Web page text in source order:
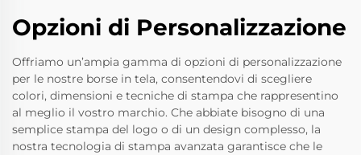
Opzioni di Personalizzazione
Offriamo un’ampia gamma di opzioni di personalizzazione
per le nostre borse in tela, consentendovi di scegliere
colori, dimensioni e tecniche di stampa che rappresentino
al meglio il vostro marchio. Che abbiate bisogno di una
semplice stampa del logo o di un design complesso, la
nostra tecnologia di stampa avanzata garantisce che le